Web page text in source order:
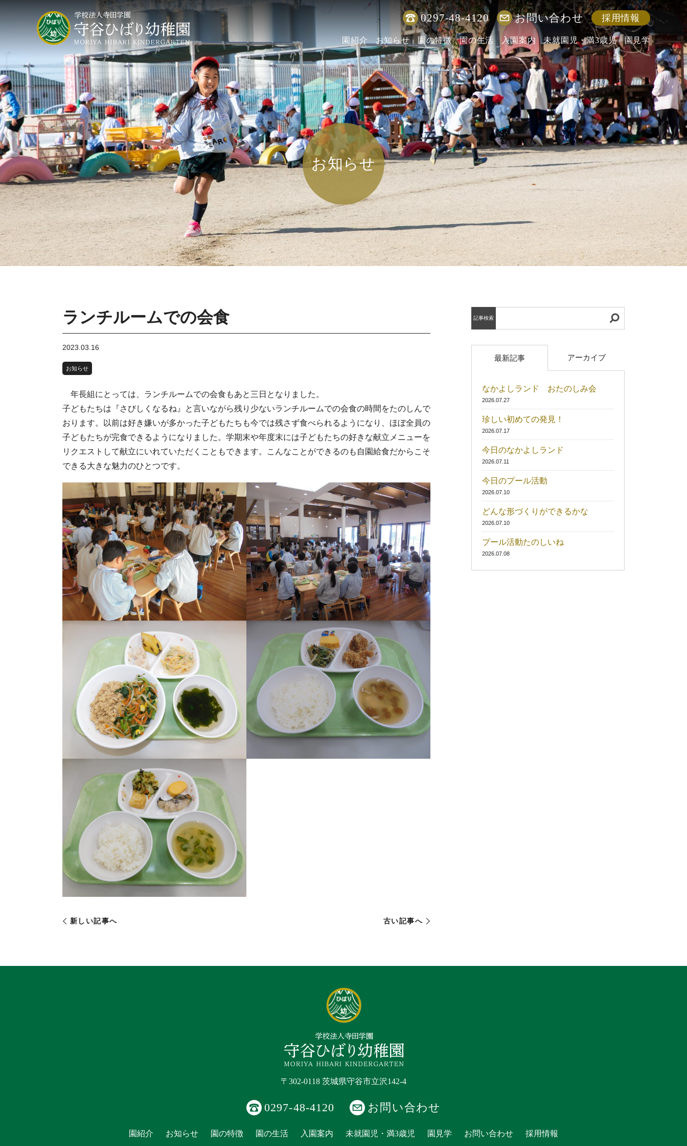
0297-48-4120 お問い合わせ 採用情報
園紹介 お知らせ 園の特徴 園の生活 入園案内 未就園児・満3歳児 園見学
お知らせ
ランチルームでの会食
2023.03.16
お知らせ
年長組にとっては、ランチルームでの会食もあと三日となりました。
子どもたちは『さびしくなるね』と言いながら残り少ないランチルームでの会食の時間をたのしんで
おります。以前は好き嫌いが多かった子どもたちも今では残さず食べられるようになり、ほぼ全員の
子どもたちが完食できるようになりました。学期末や年度末には子どもたちの好きな献立メニューを
リクエストして献立にいれていただくこともできます。こんなことができるのも自園給食だからこそ
できる大きな魅力のひとつです。
新しい記事へ 古い記事へ
記事検索
最新記事 アーカイブ
なかよしランド おたのしみ会
2026.07.27
珍しい初めての発見！
2026.07.17
今日のなかよしランド
2026.07.11
今日のプール活動
2026.07.10
どんな形づくりができるかな
2026.07.10
プール活動たのしいね
2026.07.08
〒302-0118 茨城県守谷市立沢142-4
0297-48-4120 お問い合わせ
園紹介 お知らせ 園の特徴 園の生活 入園案内 未就園児・満3歳児 園見学 お問い合わせ 採用情報